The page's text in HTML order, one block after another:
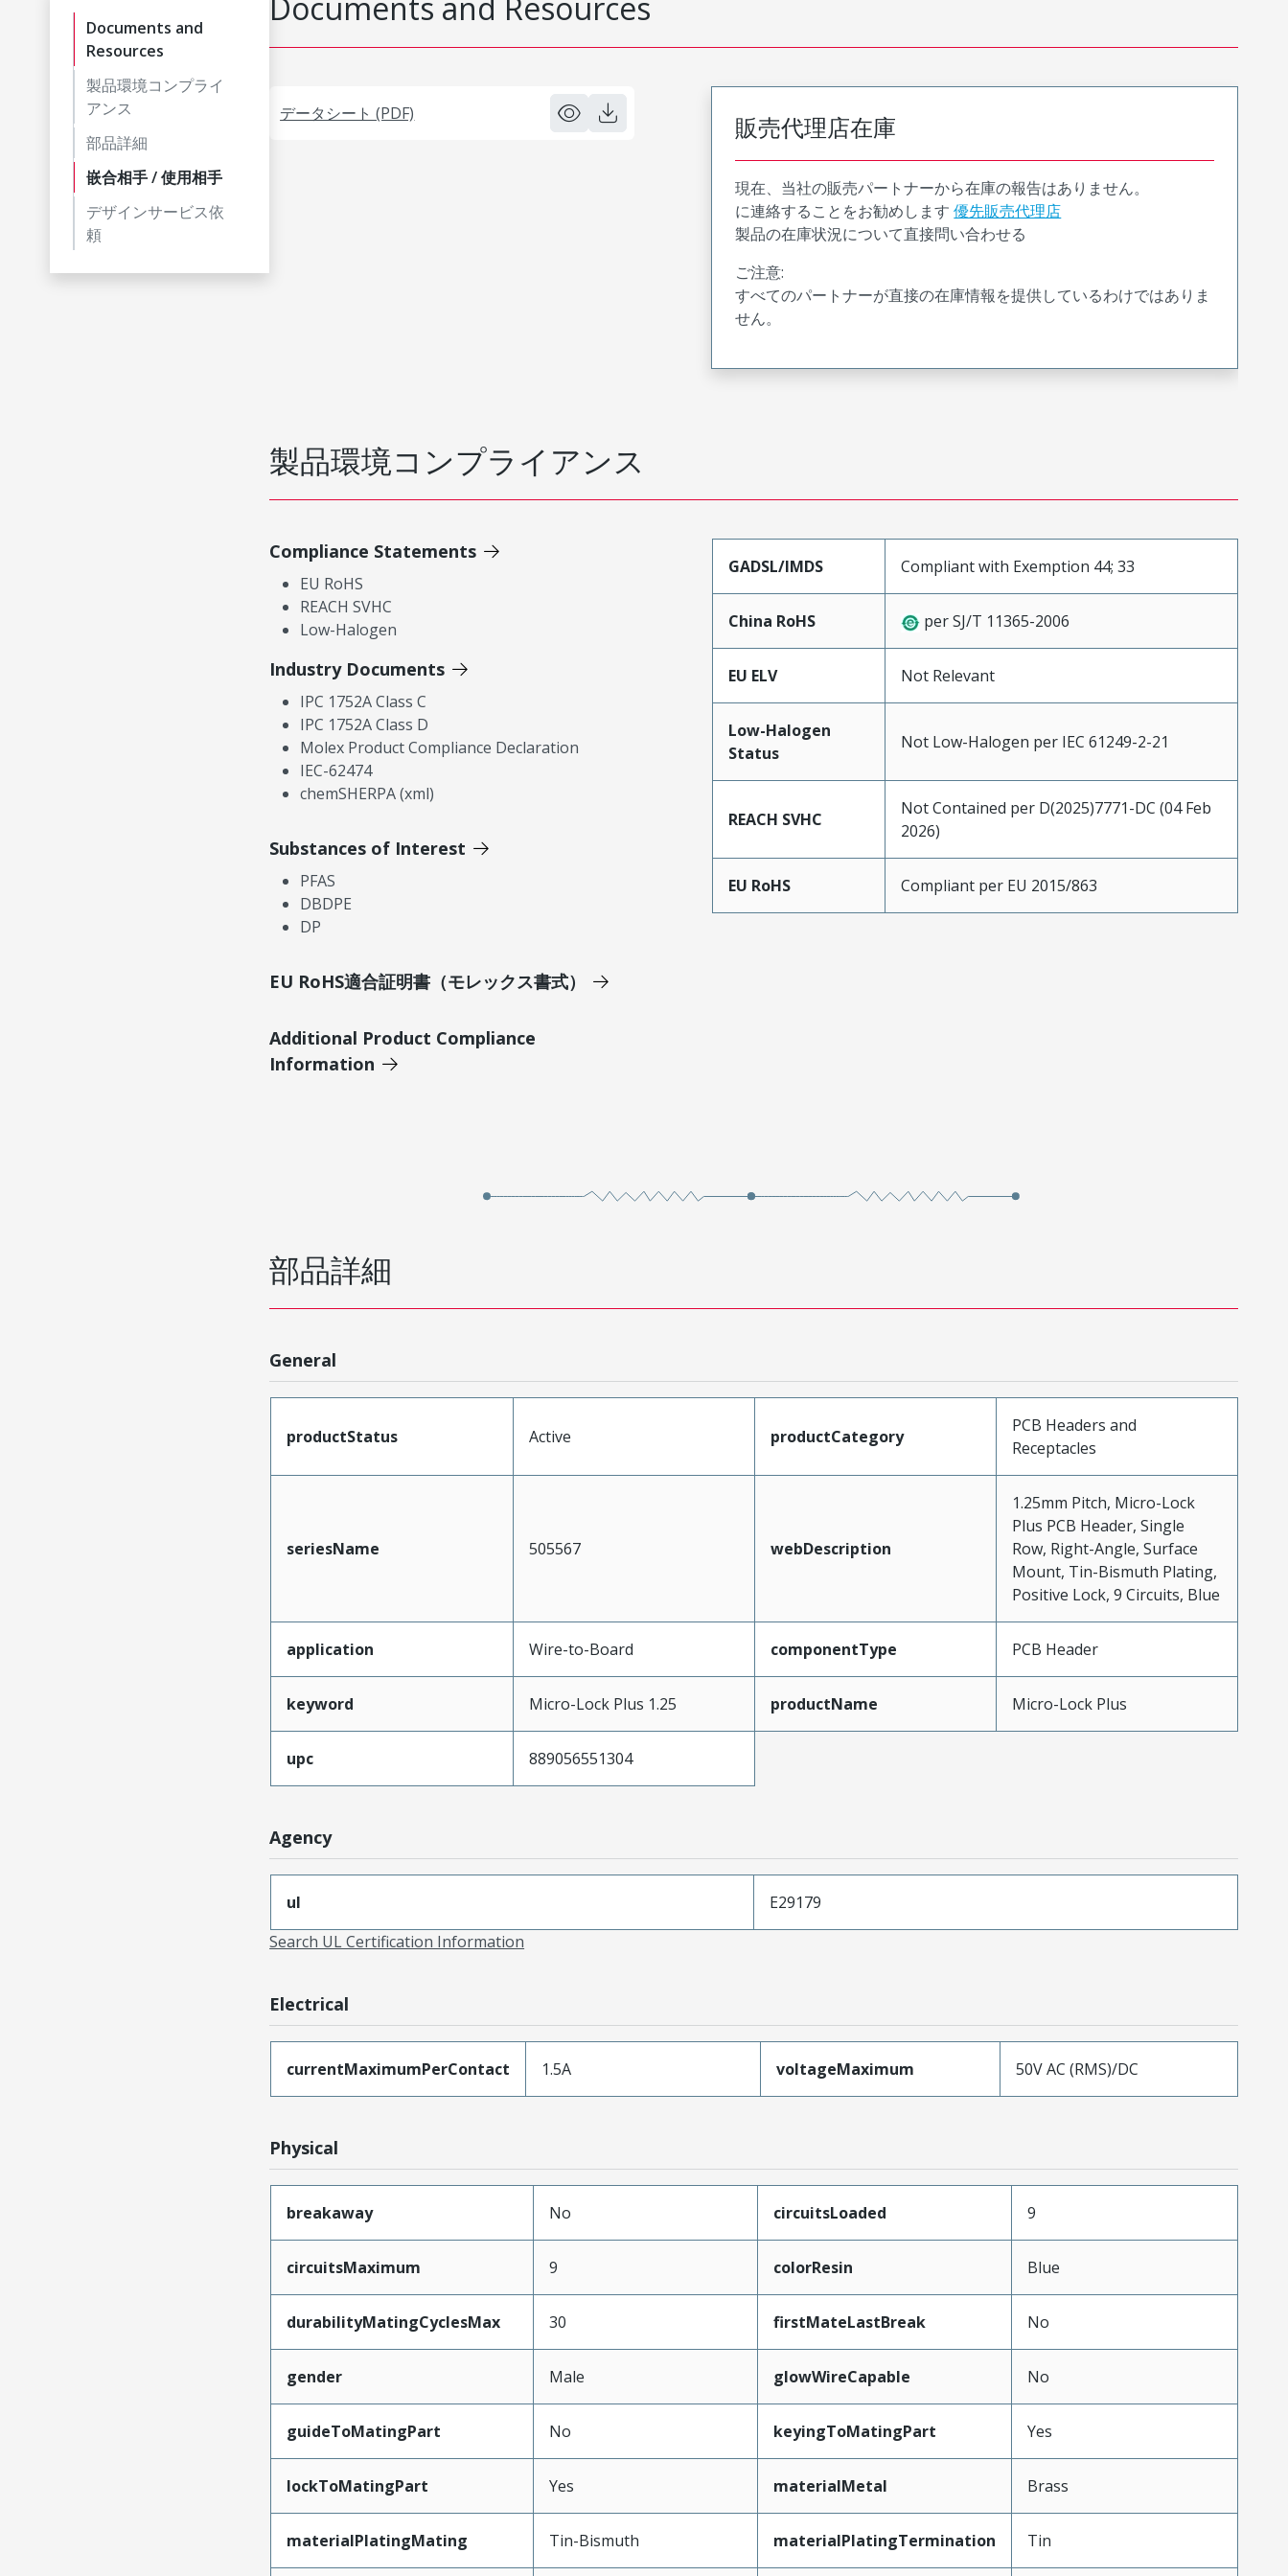
Documents and
Resources
製品環境コンプライ
アンス
部品詳細
嵌合相手 / 使用相手
デザインサービス依
頼
Documents and Resources
データシート (PDF) 販売代理店在庫
現在、当社の販売パートナーから在庫の報告はありません。
に連絡することをお勧めします 優先販売代理店
製品の在庫状況について直接問い合わせる
ご注意:
すべてのパートナーが直接の在庫情報を提供しているわけではありま
せん。
製品環境コンプライアンス
Compliance Statements
EU RoHS
REACH SVHC
Low-Halogen
Industry Documents
IPC 1752A Class C
IPC 1752A Class D
Molex Product Compliance Declaration
IEC-62474
chemSHERPA (xml)
Substances of Interest
PFAS
DBDPE
DP
EU RoHS適合証明書（モレックス書式）
Additional Product Compliance
Information
GADSL/IMDS Compliant with Exemption 44; 33
China RoHS per SJ/T 11365-2006
EU ELV Not Relevant
Low-Halogen
Status
Not Low-Halogen per IEC 61249-2-21
REACH SVHC
Not Contained per D(2025)7771-DC (04 Feb
2026)
EU RoHS Compliant per EU 2015/863
部品詳細
General
productStatus Active productCategory
PCB Headers and
Receptacles
seriesName 505567 webDescription
1.25mm Pitch, Micro-Lock
Plus PCB Header, Single
Row, Right-Angle, Surface
Mount, Tin-Bismuth Plating,
Positive Lock, 9 Circuits, Blue
application Wire-to-Board componentType PCB Header
keyword Micro-Lock Plus 1.25 productName Micro-Lock Plus
upc 889056551304
Agency
ul
E29179
Search UL Certification Information
Electrical
currentMaximumPerContact 1.5A voltageMaximum 50V AC (RMS)/DC
Physical
breakaway No circuitsLoaded 9
circuitsMaximum 9 colorResin Blue
durabilityMatingCyclesMax 30 firstMateLastBreak No
gender Male glowWireCapable No
guideToMatingPart No keyingToMatingPart Yes
lockToMatingPart Yes materialMetal Brass
materialPlatingMating Tin-Bismuth materialPlatingTermination Tin